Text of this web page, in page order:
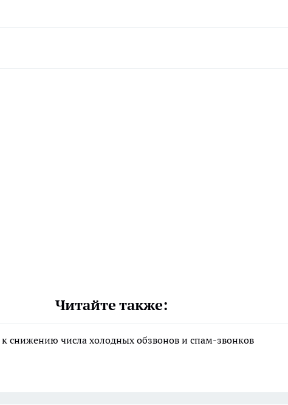
Читайте также:
снижению числа холодных обзвонов и спам-звонков